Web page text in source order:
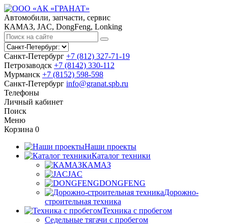
Автомобили, запчасти, сервис
КАМАЗ, JAC, DongFeng, Lonking
Санкт-Петербург +7 (812) 327-71-19
Петрозаводск +7 (8142) 330-112
Мурманск +7 (8152) 598-598
Санкт-Петербург info@granat.spb.ru
Телефоны
Личный кабинет
Поиск
Меню
Корзина 0
Наши проекты
Каталог техники
КАМАЗ
JAC
DONGFENG
Дорожно-
строительная техника
Техника с пробегом
Седельные тягачи с пробегом